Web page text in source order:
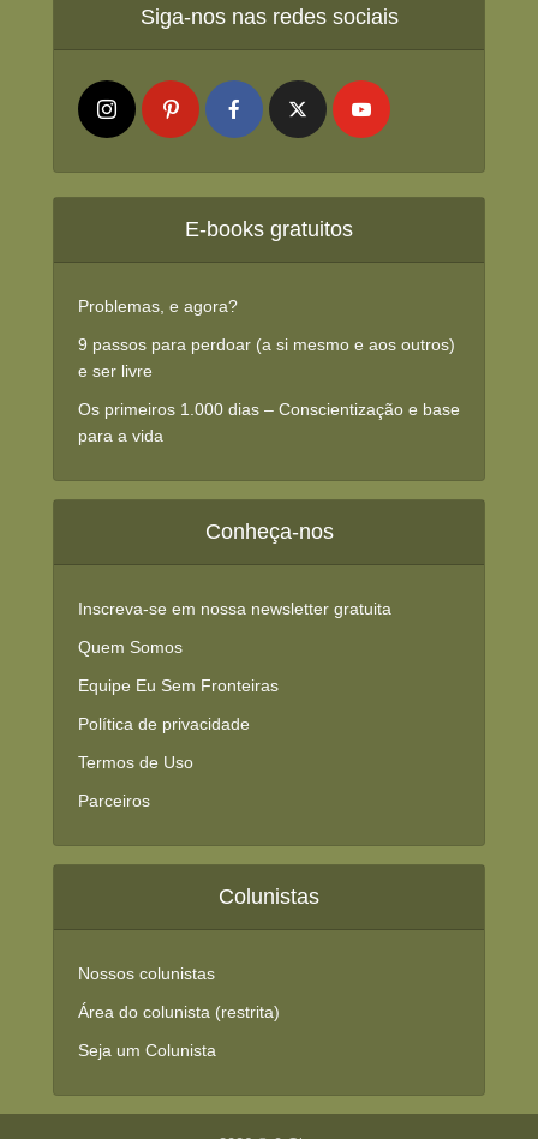
Siga-nos nas redes sociais
E-books gratuitos
Problemas, e agora?
9 passos para perdoar (a si mesmo e aos outros)
e ser livre
Os primeiros 1.000 dias – Conscientização e base
para a vida
Conheça-nos
Inscreva-se em nossa newsletter gratuita
Quem Somos
Equipe Eu Sem Fronteiras
Política de privacidade
Termos de Uso
Parceiros
Colunistas
Nossos colunistas
Área do colunista (restrita)
Seja um Colunista